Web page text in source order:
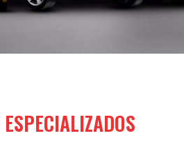
ESPECIALIZADOS